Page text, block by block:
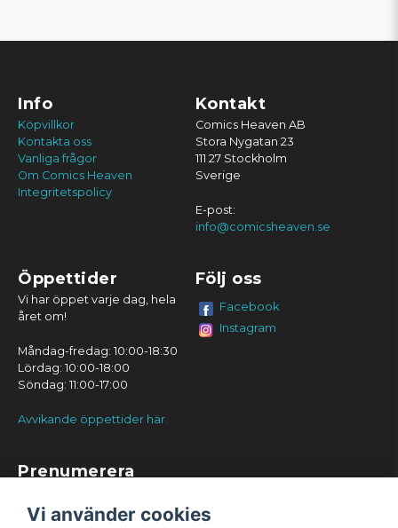
Info
Köpvillkor
Kontakta oss
Vanliga frågor
Om Comics Heaven
Integritetspolicy
Kontakt
Comics Heaven AB
Stora Nygatan 23
111 27 Stockholm
Sverige
E-post:
info@comicsheaven.se
Öppettider
Vi har öppet varje dag, hela
året om!
Måndag-fredag: 10:00-18:30
Lördag: 10:00-18:00
Söndag: 11:00-17:00
Avvikande öppettider här.
Följ oss
Facebook
Instagram
Prenumerera
Vi använder cookies